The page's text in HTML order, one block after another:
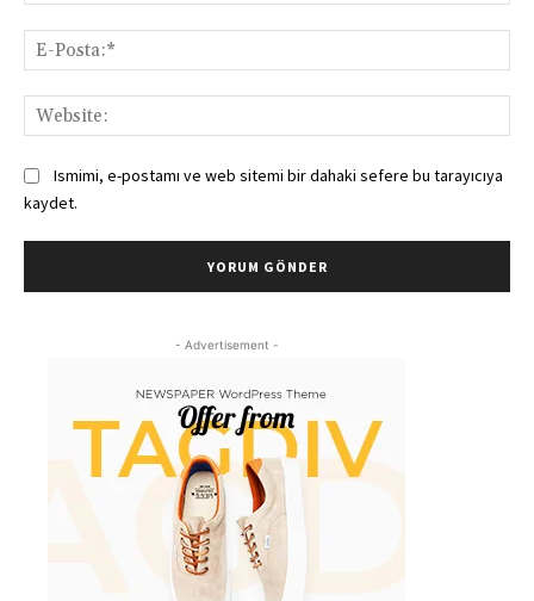
Ismimi, e-postamı ve web sitemi bir dahaki sefere bu tarayıcıya
kaydet.
- Advertisement -